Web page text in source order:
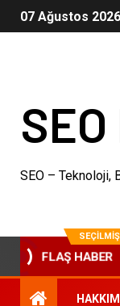
07 Ağustos 2026
SEO – Teknoloji,
SEÇILMIŞ
FLAŞ HABER
SEO Paketleri: